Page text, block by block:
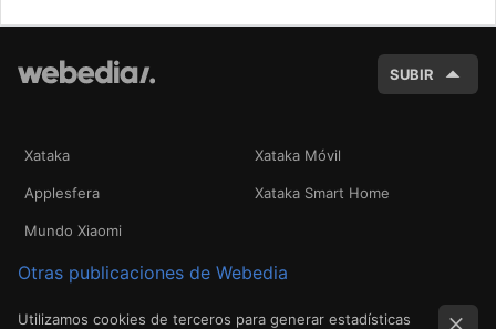
SUBIR
Xataka Xataka Móvil
Applesfera Xataka Smart Home
Mundo Xiaomi
Otras publicaciones de Webedia
Utilizamos cookies de terceros para generar estadísticas